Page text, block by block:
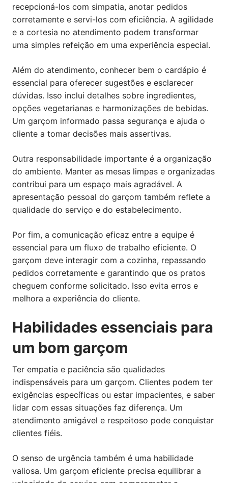
recepcioná-los com simpatia, anotar pedidos
corretamente e servi-los com eficiência. A agilidade
e a cortesia no atendimento podem transformar
uma simples refeição em uma experiência especial.
Além do atendimento, conhecer bem o cardápio é
essencial para oferecer sugestões e esclarecer
dúvidas. Isso inclui detalhes sobre ingredientes,
opções vegetarianas e harmonizações de bebidas.
Um garçom informado passa segurança e ajuda o
cliente a tomar decisões mais assertivas.
Outra responsabilidade importante é a organização
do ambiente. Manter as mesas limpas e organizadas
contribui para um espaço mais agradável. A
apresentação pessoal do garçom também reflete a
qualidade do serviço e do estabelecimento.
Por fim, a comunicação eficaz entre a equipe é
essencial para um fluxo de trabalho eficiente. O
garçom deve interagir com a cozinha, repassando
pedidos corretamente e garantindo que os pratos
cheguem conforme solicitado. Isso evita erros e
melhora a experiência do cliente.
Habilidades essenciais para
um bom garçom
Ter empatia e paciência são qualidades
indispensáveis para um garçom. Clientes podem ter
exigências específicas ou estar impacientes, e saber
lidar com essas situações faz diferença. Um
atendimento amigável e respeitoso pode conquistar
clientes fiéis.
O senso de urgência também é uma habilidade
valiosa. Um garçom eficiente precisa equilibrar a